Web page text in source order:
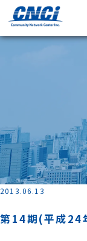
2013.06.13
第14期(平成24